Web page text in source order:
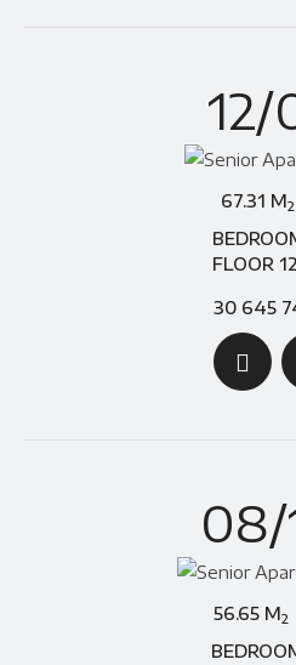
12/
67.31 M2
FLOOR 12
30 645
08/
56.65 M2